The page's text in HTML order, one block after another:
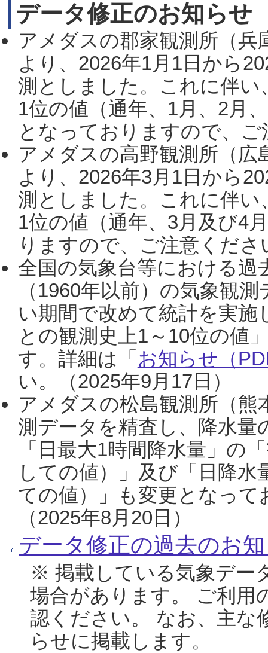
データ修正のお知らせ
アメダスの郡家観測所（
より、2026年1月1日から
測としました。これに伴い
1位の値（通年、1月、2月
となっておりますので、
アメダスの高野観測所（
より、2026年3月1日から
測としました。これに伴い
1位の値（通年、3月及び4
りますので、ご注意くだ
全国の気象台等における過
（1960年以前）の気象観
い期間で改めて統計を実
との観測史上1～10位の値
す。詳細は「 お知らせ（
い。（2025年9月17日）
アメダスの松島観測所（熊
測データを精査し、降水
「日最大1時間降水量」の
しての値）」及び「日降
ての値）」も変更となっ
（2025年8月20日）
データ修正の過去のお
※ 掲載している気象デー
場合があります。 ご利用
認ください。 なお、主な
らせに掲載します。